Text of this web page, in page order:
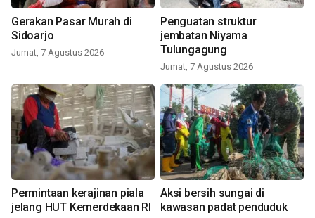
Gerakan Pasar Murah di
Sidoarjo
Jumat, 7 Agustus 2026
Penguatan struktur
jembatan Niyama
Tulungagung
Jumat, 7 Agustus 2026
Permintaan kerajinan piala
jelang HUT Kemerdekaan RI
Aksi bersih sungai di
kawasan padat penduduk